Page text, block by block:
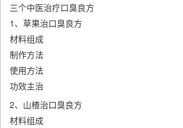
三个中医治疗口臭良方
1、草果治口臭良方
材料组成
制作方法
使用方法
功效主治
2、山楂治口臭良方
材料组成